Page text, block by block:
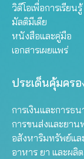
วิดีโอเพื่อการเรียนรู้
มัลติมีเดีย
หนังสือและคู่มือ
เอกสารเผยแพร่
ประเด็นคุ้มคร
การเงินและการธน
การขนส่งและยา
อสังหาริมทรัพย์แล
อาหาร ยา และผ